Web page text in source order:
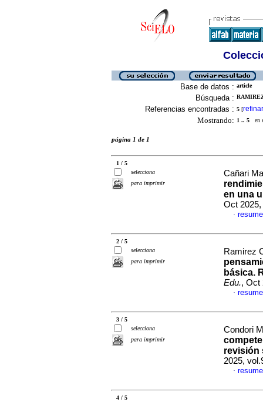
Base de datos : article
Búsqueda :
Referencias encontradas : 5 [refinar
Mostrando: 1 .. 5 en
página 1 de 1
1 / 5
selecciona
para imprimir
Cañari
en una
Oct 2025,
·
2 / 5
selecciona
para imprimir
Ramirez
básica.
Edu., Oct
·
3 / 5
selecciona
para imprimir
Condori
revisión
2025,
·
4 / 5